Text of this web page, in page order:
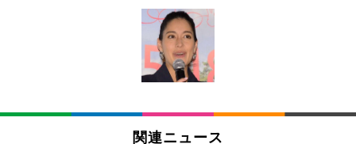
[EdoErgo] オフィスチェア 椅子 テレワーク 疲れな
い 跳ね上げ式アームレスト コンパクト 約105度ロッ
キング pc 事務椅子 360度回転 座面昇降 強化ナイロ
ン樹脂ベース 通気性メッシュ 在宅ワーク H-WY01
(黒網+黒枠+黒足)
SIHOO B100 オフィスチェア／デスクチェア メッシ
ュチェア 人間工学 疲れない ブラック
EIZO ビジネス向けプレミアムモニター | FlexScan
EV3240X-WT | 31.5型4K UHD・USB Type-C・ホワ
EIZO ビジネス向けプレミアムモニター | FlexScan
Amazonベーシック ペットシーツ 薄型 レギュラー 1
回使い捨て 無香料 ホワイト 300枚
Amazonベーシック ペットシーツ 厚型 ワイド 42枚
x2袋(84枚) ホワイト(吸収面:ライトブルー)
関連ニュース